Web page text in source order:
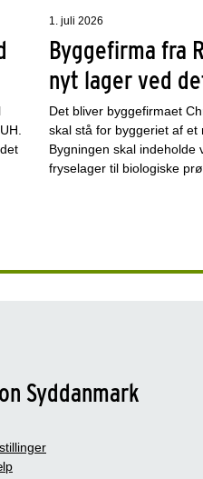
1. juli 2026
Byggefirma fra
nyt lager ved
Det bliver byggefirmaet
skal stå for byggeriet af et
Bygningen skal
fryselager til biologiske
Syddanmark